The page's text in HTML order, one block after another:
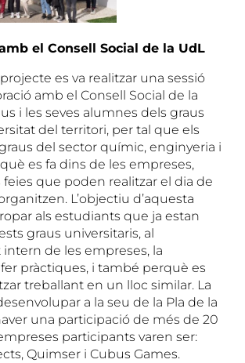
el Consell Social de la UdL
es va realitzar una sessió
amb el Consell Social de la
i les seves alumnes dels graus
del territori, per tal que els
del sector químic, enginyeria i
es fa dins de les empreses,
que poden realitzar el dia de
L’objectiu d’aquesta
als estudiants que ja estan
graus universitaris, al
de les empreses, la
pràctiques, i també perquè es
treballant en un lloc similar. La
a la seu de la Pla de la
una participació de més de 20
participants varen ser:
Quimser i Cubus Games.